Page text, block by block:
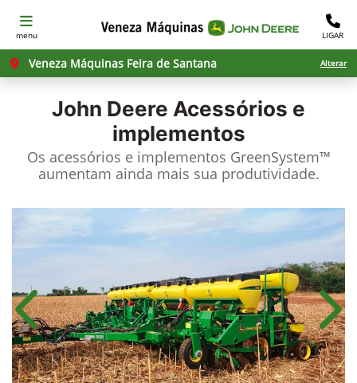
menu LIGAR
Veneza Máquinas Feira de Santana Alterar
John Deere Acessórios e
implementos
Os acessórios e implementos GreenSystem™
aumentam ainda mais sua produtividade.​
Anterior